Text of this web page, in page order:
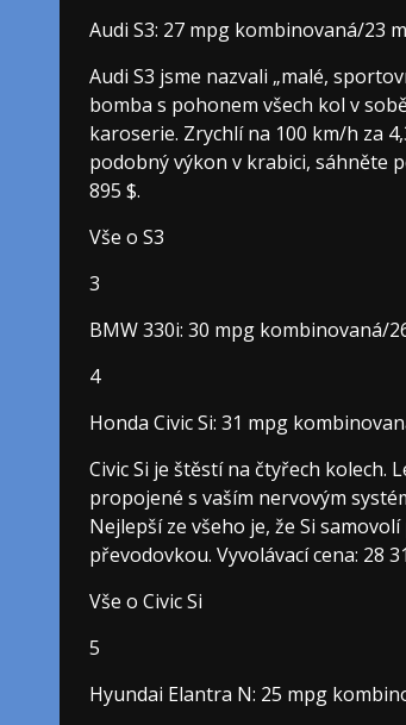
Audi S3: 27 mpg kombinovaná/23
Audi S3 jsme nazvali „malé,
bomba s pohonem všech kol v
karoserie. Zrychlí na 100 km/h za
podobný výkon v krabici, sáhněte
895 $.
Vše o S3
3
BMW 330i: 30 mpg kombinovaná/
4
Honda Civic Si: 31 mpg
Civic Si je štěstí na čtyřech kolech.
propojené s vaším nervovým
Nejlepší ze všeho je, že Si
převodovkou. Vyvolávací cena: 28
Vše o Civic Si
5
Hyundai Elantra N: 25 mpg